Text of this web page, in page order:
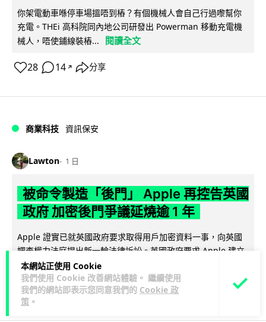
本網站正使用 Cookie
我們使用 Cookie 改善網站體驗。 繼續使用
我們的網站即表示您同意我們的 Cookie 政
策 。
你架電動車喺停車場搵唔到樁？有個機械人會自己行過嚟幫你
充電。THEi 高科院同內地公司研發出 Powerman 移動充電機
械人，唔使鋪線裝樁...
閱讀全文
28 14 ↗ 分享
商業科技 資訊保安
Lawton 1 日
被命令製造「後門」 Apple 再控告英國
政府 加密後門爭議延燒逾 1 年
Apple 證實已就英國政府要求取得用戶加密資料一事，向英國
調查權力法庭提出新一輪法律訴訟。英國政府要求 Apple 建立
「後門」以存取全球...
307 40 ↗ 分享